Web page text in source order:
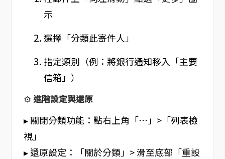
示
選擇「分類此寄件人」
指定類別（例：將銀行通知移入「主要
信箱」）
⚙️ 進階設定與還原
▸ 關閉分類功能：點右上角「⋯」>「列表檢
視」
▸ 還原設定：「關於分類」> 滑至底部「重設